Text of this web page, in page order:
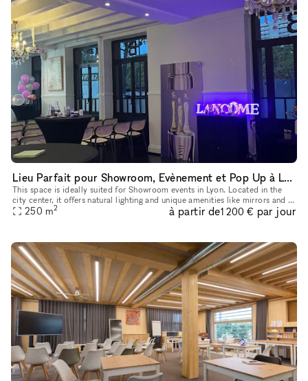
Lieu Parfait pour Showroom, Evènement et Pop Up à Lyon
This space is ideally suited for Showroom events in Lyon. Located in the
city center, it offers natural lighting and unique amenities like mirrors and a
video projector, making it perfect for showcas
250 m2 à partir de1 200 € par jour